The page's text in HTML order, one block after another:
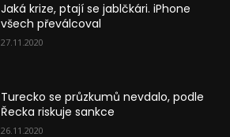
Jaká krize, ptají se jablčkári. iPhone
všech převálcoval
27.11.2020
Turecko se průzkumů nevdalo, podle
Řecka riskuje sankce
26.11.2020